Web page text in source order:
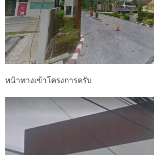
หน้าทางเข้าโครงการครับ